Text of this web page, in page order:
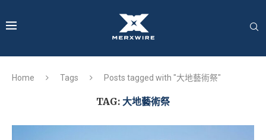
Home Tags Posts tagged with "大地藝術祭"
TAG: 大地藝術祭